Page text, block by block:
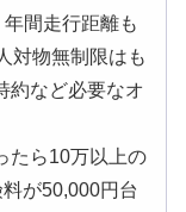
間走行距離も
対物無制限はも
約など必要なオ
たら10万以上の
が50,000円台